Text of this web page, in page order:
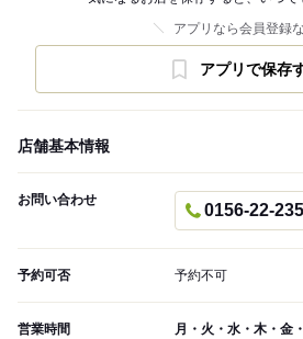
アプリなら会員登録
アプリで保存
店舗基本情報
お問い合わせ
0156-22-
予約可否 予約不可
営業時間 月・火・水・木・金